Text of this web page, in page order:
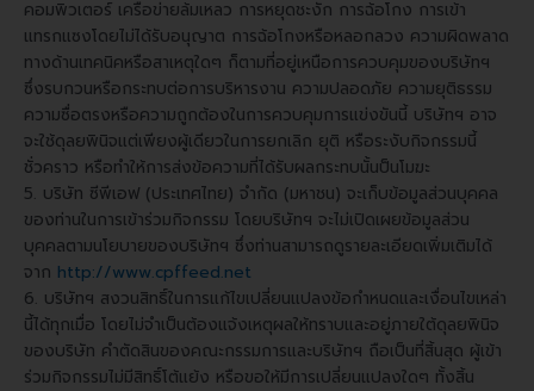
คอมพิวเตอร์ เครือข่ายล้มเหลว การหยุดชะงัก การฉ้อโกง การเข้า
แทรกแซงโดยไม่ได้รับอนุญาต การฉ้อโกงหรือหลอกลวง ความผิดพลาด
ทางด้านเทคนิคหรือสาเหตุใดๆ ก็ตามที่อยู่เหนือการควบคุมของบริษัทฯ
ซึ่งรบกวนหรือกระทบต่อการบริหารงาน ความปลอดภัย ความยุติธรรม
ความซื่อตรงหรือความถูกต้องในการควบคุมการแข่งขันนี้ บริษัทฯ อาจ
จะใช้ดุลยพินิจแต่เพียงผู้เดียวในการยกเลิก ยุติ หรือระงับกิจกรรมนี้
ชั่วคราว หรือทำให้การส่งข้อความที่ได้รับผลกระทบนั้นป็นโมฆะ
5. บริษัท ซีพีเอฟ (ประเทศไทย) จำกัด (มหาชน) จะเก็บข้อมูลส่วนบุคคล
ของท่านในการเข้าร่วมกิจกรรม โดยบริษัทฯ จะไม่เปิดเผยข้อมูลส่วน
บุคคลตามนโยบายของบริษัทฯ ซึ่งท่านสามารถดูรายละเอียดเพิ่มเติมได้
จาก http://www.cpffeed.net
6. บริษัทฯ สงวนสิทธิ์ในการแก้ไขเปลี่ยนแปลงข้อกำหนดและเงื่อนไขเหล่า
นี้ได้ทุกเมื่อ โดยไม่จำเป็นต้องแจ้งเหตุผลให้ทราบและอยู่ภายใต้ดุลยพินิจ
ของบริษัท คำตัดสินของคณะกรรมการและบริษัทฯ ถือเป็นที่สิ้นสุด ผู้เข้า
ร่วมกิจกรรมไม่มีสิทธิ์โต้แย้ง หรือขอให้มีการเปลี่ยนแปลงใดๆ ทั้งสิ้น